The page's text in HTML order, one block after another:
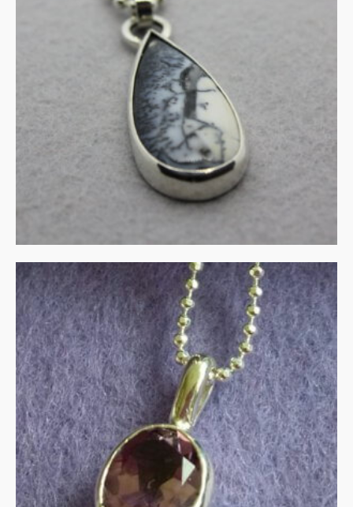
Mosagaat in zilver
€115.00
IN WINKELMAND
Amethist in zilver
€135.00
IN WINKELMAND